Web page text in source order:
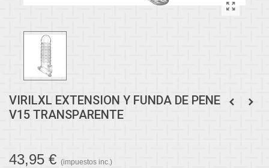
VIRILXL EXTENSION Y FUNDA DE PENE
V15 TRANSPARENTE
43,95 € (impuestos inc.)